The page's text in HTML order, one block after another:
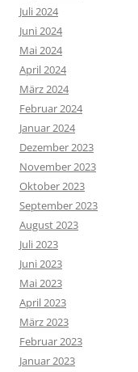
Juli 2024
Juni 2024
Mai 2024
April 2024
März 2024
Februar 2024
Januar 2024
Dezember 2023
November 2023
Oktober 2023
September 2023
August 2023
Juli 2023
Juni 2023
Mai 2023
April 2023
März 2023
Februar 2023
Januar 2023